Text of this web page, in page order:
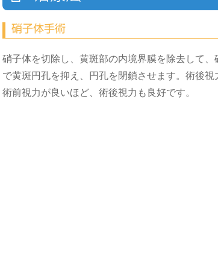
硝子体手術
硝子体を切除し、黄斑部の内境界膜を除去して
で黄斑円孔を抑え、円孔を閉鎖させます。術後
術前視力が良いほど、術後視力も良好です。